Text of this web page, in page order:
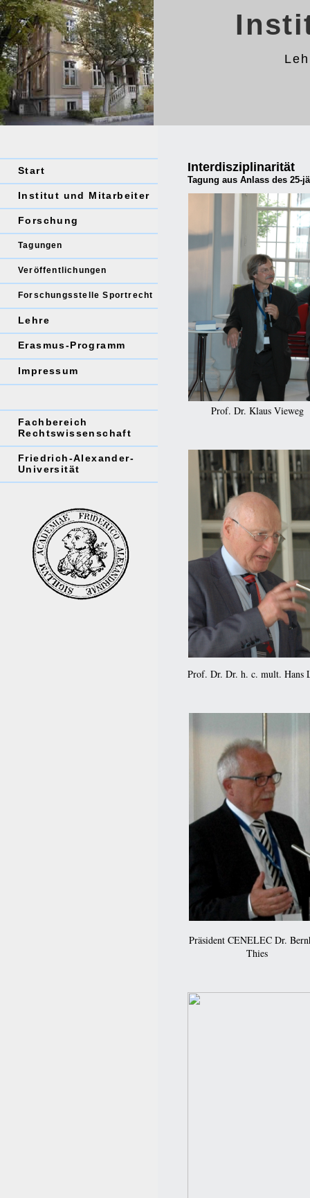
Start
Institut und Mitarbeiter
Forschung
Tagungen
Veröffentlichungen
Forschungsstelle Sportrecht
Lehre
Erasmus-Programm
Impressum
Fachbereich
Rechtswissenschaft
Friedrich-Alexander-
Universität
Interdisziplinarität
Tagung aus Anlass des 25-
Prof. Dr. Klaus Vieweg
Prof. Dr. Dr. h. c. mult. Hans
Präsident CENELEC Dr.
Thies